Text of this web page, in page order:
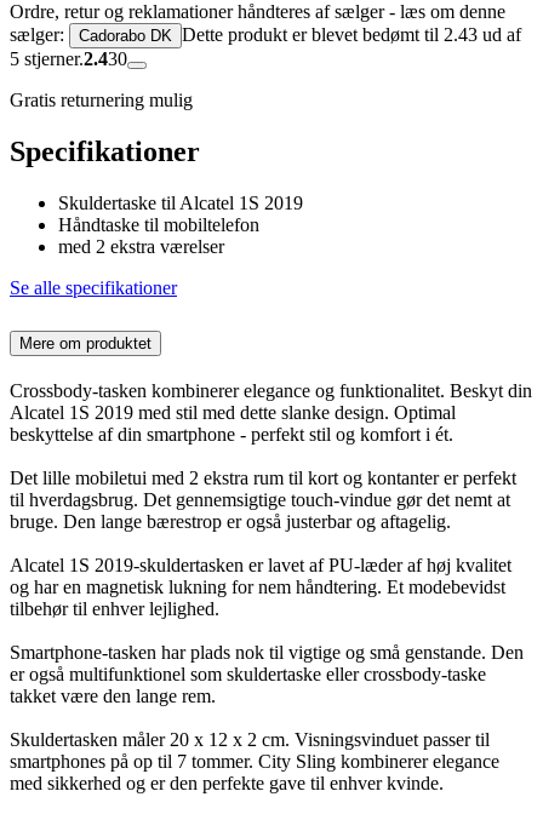
Ordre, retur og reklamationer håndteres af sælger - læs om denne
sælger:
Cadorabo DK Dette produkt er blevet bedømt til 2.43 ud af
5 stjerner.2.430
Gratis returnering mulig
Specifikationer
Skuldertaske til Alcatel 1S 2019
Håndtaske til mobiltelefon
med 2 ekstra værelser
Se alle specifikationer
Mere om produktet
Crossbody-tasken kombinerer elegance og funktionalitet. Beskyt din
Alcatel 1S 2019 med stil med dette slanke design. Optimal
beskyttelse af din smartphone - perfekt stil og komfort i ét.
Det lille mobiletui med 2 ekstra rum til kort og kontanter er perfekt
til hverdagsbrug. Det gennemsigtige touch-vindue gør det nemt at
bruge. Den lange bærestrop er også justerbar og aftagelig.
Alcatel 1S 2019-skuldertasken er lavet af PU-læder af høj kvalitet
og har en magnetisk lukning for nem håndtering. Et modebevidst
tilbehør til enhver lejlighed.
Smartphone-tasken har plads nok til vigtige og små genstande. Den
er også multifunktionel som skuldertaske eller crossbody-taske
takket være den lange rem.
Skuldertasken måler 20 x 12 x 2 cm. Visningsvinduet passer til
smartphones på op til 7 tommer. City Sling kombinerer elegance
med sikkerhed og er den perfekte gave til enhver kvinde.